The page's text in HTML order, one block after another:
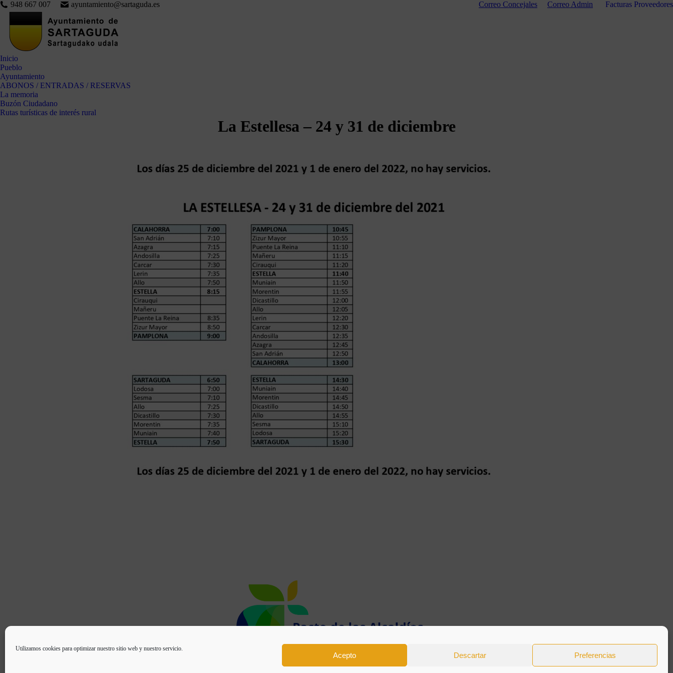
Utilizamos cookies para optimizar nuestro sitio web y nuestro servicio.
Acepto Descartar Preferencias
948 667 007 ayuntamiento@sartaguda.es Correo Concejales Correo Admin Facturas Proveedores
Inicio
Pueblo
Ayuntamiento
ABONOS / ENTRADAS / RESERVAS
La memoria
Buzón Ciudadano
Rutas turísticas de interés rural
La Estellesa – 24 y 31 de diciembre